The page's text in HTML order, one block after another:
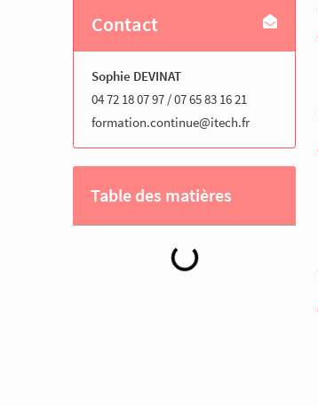
Contact
Sophie DEVINAT
04 72 18 07 97 / 07 65 83 16 21
formation.continue@itech.fr
Table des matières